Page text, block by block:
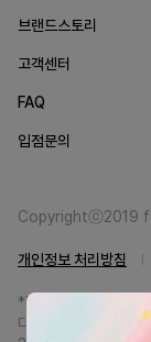
브랜드스토리
고객센터
FAQ
입점문의
Copyrightⓒ2019
개인정보 처리방침
*FORETFORET에서
다. 일부 병행상품의